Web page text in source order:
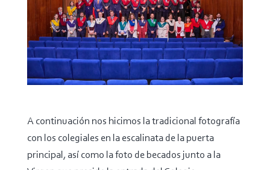
A continuación nos hicimos la tradicional fotografía
con los colegiales en la escalinata de la puerta
principal, así como la foto de becados junto a la